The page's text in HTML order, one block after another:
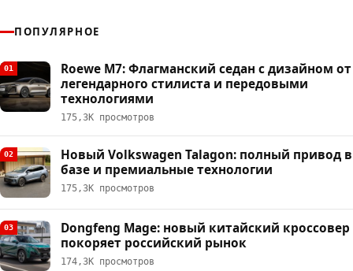
ПОПУЛЯРНОЕ
01
Roewe M7: Флагманский седан с дизайном от
легендарного стилиста и передовыми
технологиями
175,3К просмотров
02
Новый Volkswagen Talagon: полный привод в
базе и премиальные технологии
175,3К просмотров
03
Dongfeng Mage: новый китайский кроссовер
покоряет российский рынок
174,3К просмотров